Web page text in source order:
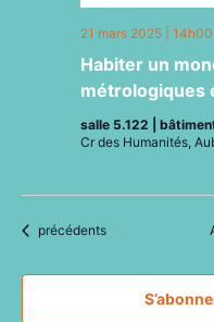
Habiter un
métrologiques
21 mars 2025 | 14h00
salle 5.122 |
Cr des Humanités,
Évènements
précédents